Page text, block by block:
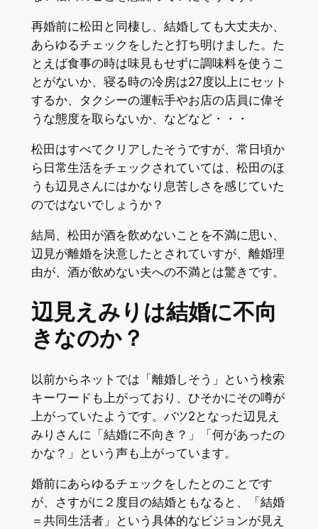
再婚前に松田と同棲し、結婚しても大丈夫か、
あらゆるチェックをしたと打ち明けました。た
とえば食事の時は味見もせずに調味料を使うこ
とがないか、寝る時の冷房は27度以上にセット
するか、タクシーの運転手やお店の店員に偉そ
うな態度を取らないか、などなど・・・
松田はすべてクリアしたそうですが、常日頃か
ら日常生活をチェックされていては、松田のほ
うも辺見さんにはかなり息苦しさを感じていた
のではないでしょうか？
結局、松田が酒を飲めないことを不満に思い、
辺見が離婚を決意したとされていすが、離婚理
由が、酒が飲めない夫への不満とは驚きです。
辺見えみりは結婚に不向
きなのか？
以前からネットでは「離婚しそう」という検索
キーワードも上がっており、ひそかにその噂が
上がっていたようです。バツ2となった辺見え
みりさんに「結婚に不向き？」「何があったの
かな？」という声も上がっています。
婚前にあらゆるチェックをしたとのことです
が、さすがに２度目の結婚ともなると、「結婚
＝共同生活者」という具体的なビジョンが見え